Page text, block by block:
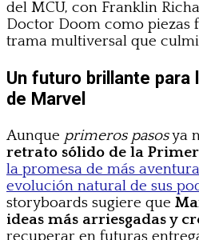
del MCU, con Franklin
Doctor Doom como piezas
trama multiversal que
Un futuro brillante para
de Marvel
Aunque primeros pasosya
retrato sólido de la
la promesa de más
evolución natural de sus
storyboards sugiere que
ideas más arriesgadas y
recuperar en futuras